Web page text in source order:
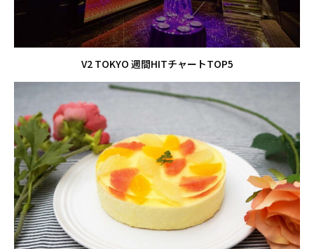
V2 TOKYO 週間HITチャートTOP5